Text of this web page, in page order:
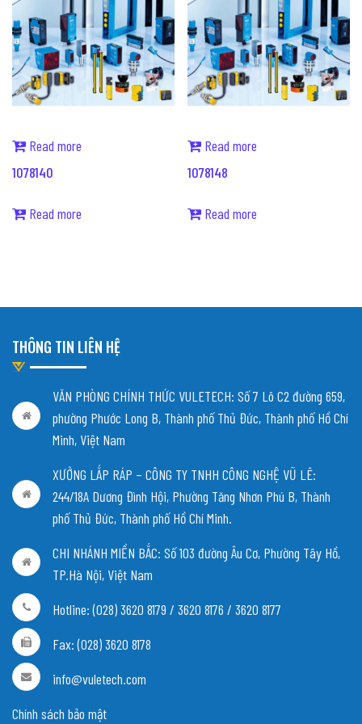
Read more
1078140
Read more
Read more
1078148
Read more
THÔNG TIN LIÊN HỆ
VĂN PHÒNG CHÍNH THỨC VULETECH: Số 7 Lô C2 đường 659,
phường Phước Long B, Thành phố Thủ Đức, Thành phố Hồ Chí
Minh, Việt Nam
XƯỞNG LẮP RÁP – CÔNG TY TNHH CÔNG NGHỆ VŨ LÊ:
244/18A Dương Đình Hội, Phường Tăng Nhơn Phú B, Thành
phố Thủ Đức, Thành phố Hồ Chí Minh.
CHI NHÁNH MIỀN BẮC: Số 103 đường Âu Cơ, Phường Tây Hồ,
TP.Hà Nội, Việt Nam
Hotline: (028) 3620 8179 / 3620 8176 / 3620 8177
Fax: (028) 3620 8178
info@vuletech.com
Chính sách bảo mật